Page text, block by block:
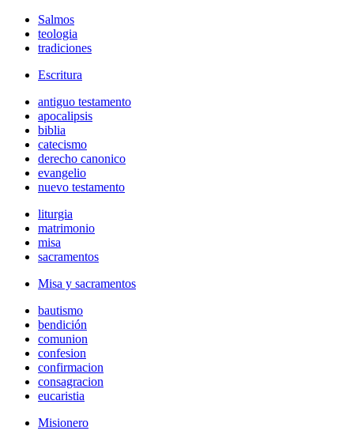
Salmos
teologia
tradiciones
Escritura
antiguo testamento
apocalipsis
biblia
catecismo
derecho canonico
evangelio
nuevo testamento
liturgia
matrimonio
misa
sacramentos
Misa y sacramentos
bautismo
bendición
comunion
confesion
confirmacion
consagracion
eucaristia
Misionero